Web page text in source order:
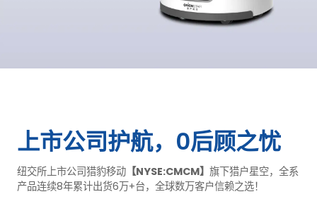
上市公司护航，0后顾之忧
纽交所上市公司猎豹移动【NYSE:CMCM】 旗下猎户星空，全系
产品连续8年累计出货6万+台，全球数万客户信赖之选！